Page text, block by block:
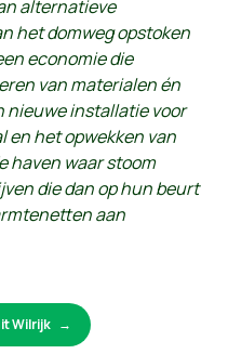
alternatieve
het domweg opstoken
economie die
van materialen én
nieuwe installatie voor
en het opwekken van
haven waar stoom
die dan op hun beurt
aan
Wilrijk